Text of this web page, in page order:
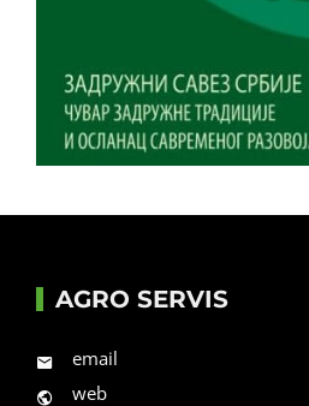
AGRO SERVIS
email
web